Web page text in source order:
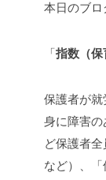
本日のブロ
「指数（保
保護者が
身に障害
ど保護者
など）、